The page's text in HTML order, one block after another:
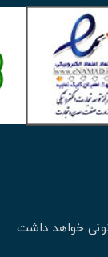
خواهد داشت.